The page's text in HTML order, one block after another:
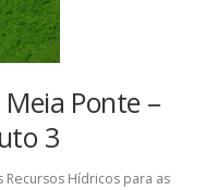
Ponte –
3
Hídricos para as